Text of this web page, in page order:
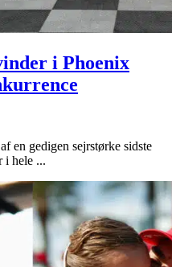
i Phoenix
en gedigen sejrstørke sidste
i hele ...